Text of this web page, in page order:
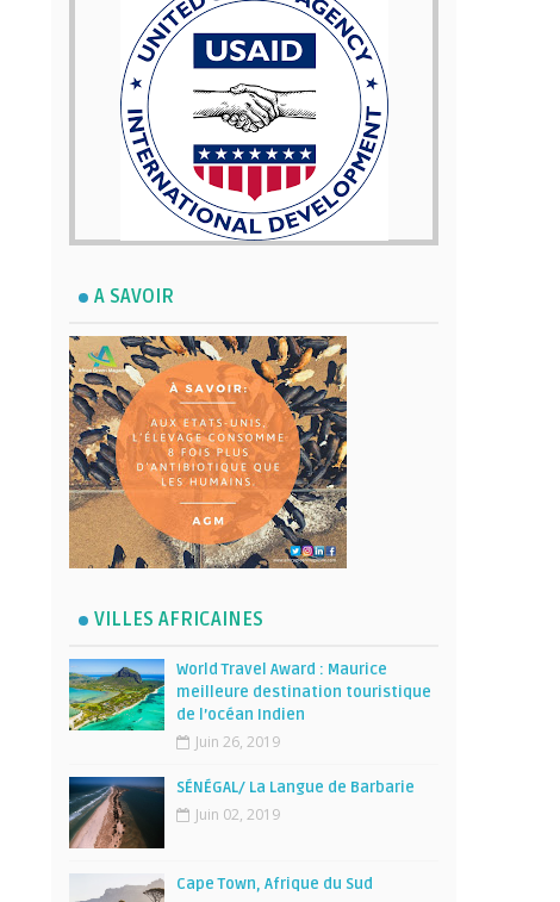
A SAVOIR
VILLES AFRICAINES
World Travel Award : Maurice
meilleure destination touristique
de l’océan Indien
Juin 26, 2019
SÉNÉGAL/ La Langue de Barbarie
Juin 02, 2019
Cape Town, Afrique du Sud